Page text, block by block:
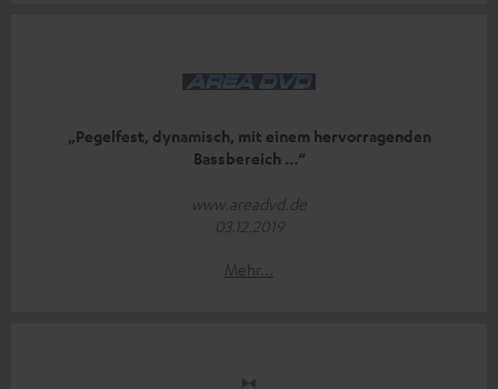
„Pegelfest, dynamisch, mit einem hervorragenden
Bassbereich …“
www.areadvd.de
03.12.2019
Mehr...